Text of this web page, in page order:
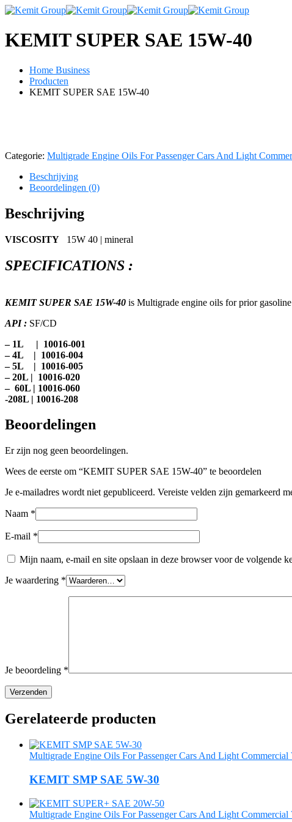
KEMIT SUPER SAE 15W-40
Home Business
Producten
KEMIT SUPER SAE 15W-40
Categorie: Multigrade Engine Oils For Passenger Cars And Light
Beschrijving
Beoordelingen (0)
Beschrijving
VISCOSITY 15W 40 | mineral
SPECIFICATIONS :
KEMIT SUPER SAE 15W-40 is Multigrade engine oils for prior
API : SF/CD
– 1L | 10016-001
– 4L | 10016-004
– 5L | 10016-005
– 20L | 10016-020
– 60L | 10016-060
-208L | 10016-208
Beoordelingen
Er zijn nog geen beoordelingen.
Wees de eerste om “KEMIT SUPER SAE 15W-40” te beoordelen
Je e-mailadres wordt niet gepubliceerd. Vereiste velden zijn gemarkeerd
Naam *
E-mail *
Mijn naam, e-mail en site opslaan in deze browser voor de volgende
Je waardering *
Je beoordeling *
Gerelateerde producten
Multigrade Engine Oils For Passenger Cars And Light Commercial
KEMIT SMP SAE 5W-30
Multigrade Engine Oils For Passenger Cars And Light Commercial